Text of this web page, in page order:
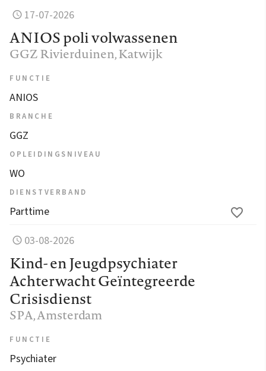
17-07-2026
ANIOS poli volwassenen
GGZ Rivierduinen, Katwijk
FUNCTIE
ANIOS
BRANCHE
GGZ
OPLEIDINGSNIVEAU
WO
DIENSTVERBAND
Parttime
03-08-2026
Kind- en Jeugdpsychiater
Achterwacht Geïntegreerde
Crisisdienst
SPA, Amsterdam
FUNCTIE
Psychiater